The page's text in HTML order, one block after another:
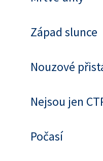
Západ slunce
Nouzové
Nejsou jen
Počasí